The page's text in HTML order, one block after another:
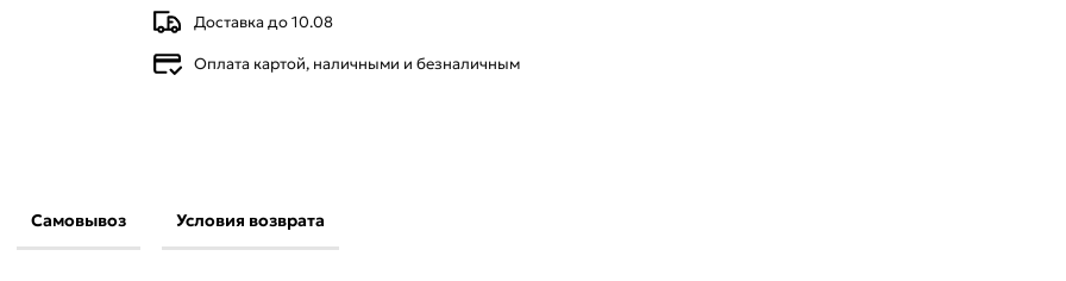
Доставка до 10.08
Оплата картой, наличными и безналичным
Самовывоз Условия возврата